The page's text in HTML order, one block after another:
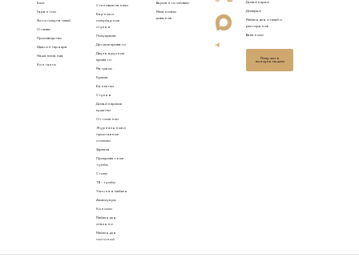
Блог
Гарантии
Фото покупателей
Отзывы
Производство
Идеи интерьера
Наша команда
Контакты
Стеновые панели
Барные и
полубарные
стулья
Полукресла
Детские кровати
Двухъярусные
кровати
Матрасы
Кресла
Банкетки
Стулья
Дизайнерские
кушетки
Оттоманки
Журнальные и
приставные
столики
Зеркала
Прикроватные
тумбы
Столы
ТВ - тумбы
Уличная мебель
Аксессуары
Консоли
Мебель для
спальни
Мебель для
гостиной
Варианты обивки
Механизмы
диванов
Дизайнерам
Дилерам
Мебель для отелей и
ресторанов
Вакансии
Получить
консультацию